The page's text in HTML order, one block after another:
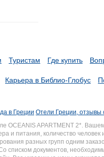
Туристам Где купить
Карьера в Библио-Глобус
в Греции Отели Греции, отзывы
OCEANIS APARTMENT 2*.
и питания, количество
разных групп одним
списком документов,